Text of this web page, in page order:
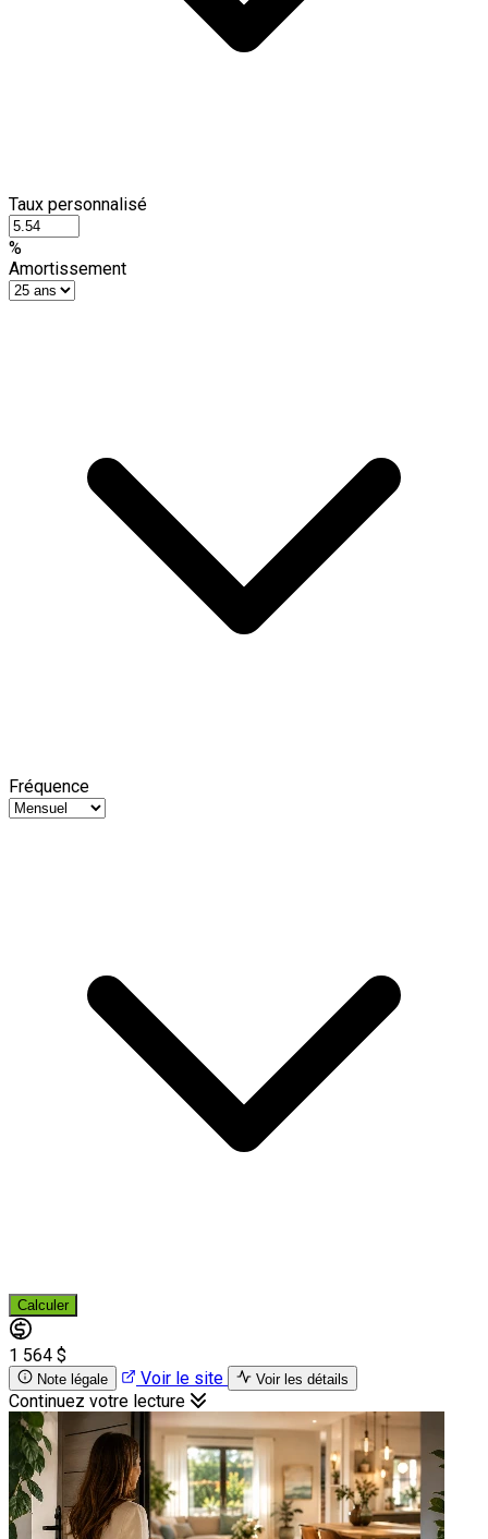
Taux personnalisé
%
Amortissement
Fréquence
Calculer
1 564 $
Note légale Voir le site Voir les détails
Continuez votre lecture